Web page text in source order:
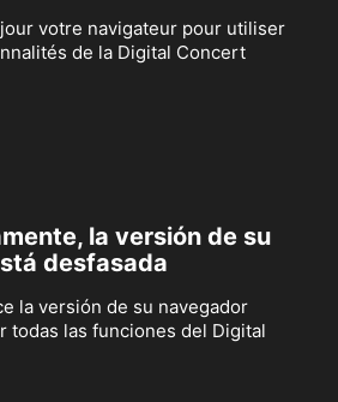
votre navigateur pour utiliser
de la Digital Concert
la versión de su
desfasada
la versión de su navegador
todas las funciones del Digital